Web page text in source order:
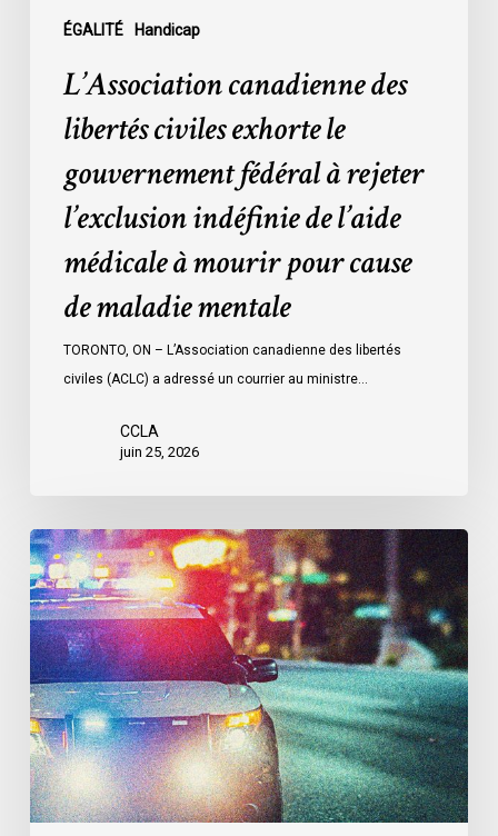
ÉGALITÉ Handicap
l’exclusion
l’aide
médicale
mourir
cause
maladie
mentale
L’Association canadienne des
libertés civiles exhorte le
gouvernement fédéral à rejeter
l’exclusion indéfinie de l’aide
médicale à mourir pour cause
de maladie mentale
TORONTO, ON – L’Association canadienne des libertés
civiles (ACLC) a adressé un courrier au ministre…
CCLA
juin 25, 2026
Appels
en
faveur
d’une
commission
d’enquête
publique
sur
le
racisme